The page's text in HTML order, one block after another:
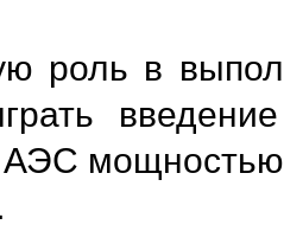
роль в